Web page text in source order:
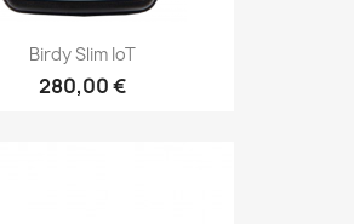
Birdy Slim IoT
280,00 €